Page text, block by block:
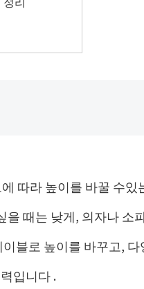
따라 높이를 바꿀 수있
을 때는 낮게, 의자나 소
블로 높이를 바꾸고, 다
입니다 .